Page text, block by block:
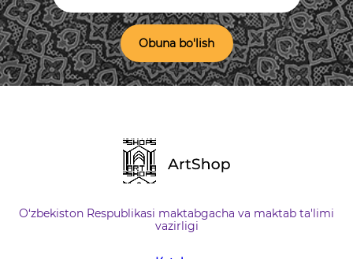
Obuna bo'lish
O‘zbekiston Respublikasi maktabgacha va maktab ta'limi
vazirligi